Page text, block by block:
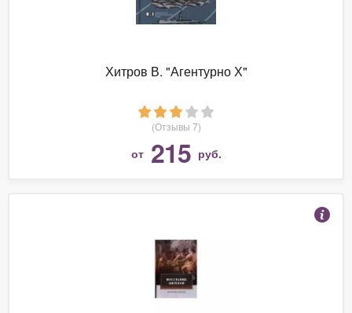
Хитров В. "Агентурно Х"
(Отзывы 7)
от 215 руб.